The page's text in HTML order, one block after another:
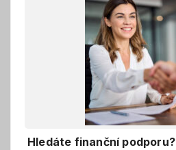
Hledáte finanční podporu?